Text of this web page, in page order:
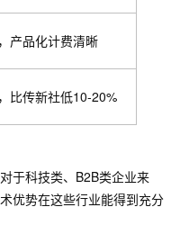
产品化计费清晰
比传新社低10-20%
于科技类、B2B类企业来
优势在这些行业能得到充分